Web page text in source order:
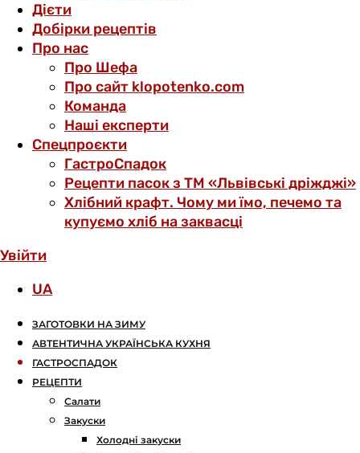
Дієти
Добірки рецептів
Про нас
Про Шефа
Про сайт klopotenko.com
Команда
Наші експерти
Спецпроєкти
ГастроСпадок
Рецепти пасок з ТМ «Львівські дріжджі»
Хлібний крафт. Чому ми їмо, печемо та
купуємо хліб на заквасці
Увійти
UA
ЗАГОТОВКИ НА ЗИМУ
АВТЕНТИЧНА УКРАЇНСЬКА КУХНЯ
ГАСТРОСПАДОК
РЕЦЕПТИ
Салати
Закуски
Холодні закуски